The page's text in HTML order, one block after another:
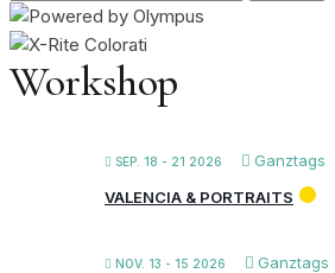
nach:
Workshop
SEP. 18 - 21 2026
Ganztags
VALENCIA & PORTRAITS
NOV. 13 - 15 2026 Ganztags